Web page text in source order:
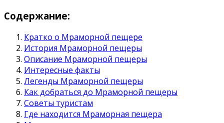
Содержание:
Кратко о Мраморной пещере
История Мраморной пещеры
Описание Мраморной пещеры
Интересные факты
Легенды Мраморной пещеры
Как добраться до Мраморной пещеры
Советы туристам
Где находится Мраморная пещера